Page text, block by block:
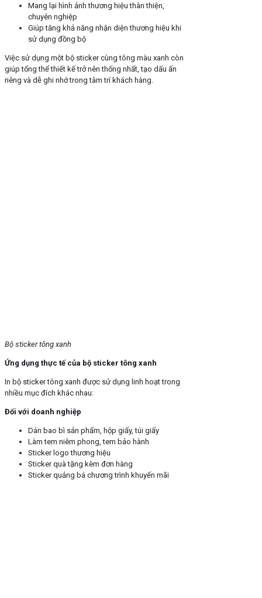
Mang lại hình ảnh thương hiệu thân thiện,
chuyên nghiệp
Giúp tăng khả năng nhận diện thương hiệu khi
sử dụng đồng bộ
Việc sử dụng một bộ sticker cùng tông màu xanh còn
giúp tổng thể thiết kế trở nên thống nhất, tạo dấu ấn
riêng và dễ ghi nhớ trong tâm trí khách hàng.
Bộ sticker tông xanh
Ứng dụng thực tế của bộ sticker tông xanh
In bộ sticker tông xanh được sử dụng linh hoạt trong
nhiều mục đích khác nhau:
Đối với doanh nghiệp
Dán bao bì sản phẩm, hộp giấy, túi giấy
Làm tem niêm phong, tem bảo hành
Sticker logo thương hiệu
Sticker quà tặng kèm đơn hàng
Sticker quảng bá chương trình khuyến mãi